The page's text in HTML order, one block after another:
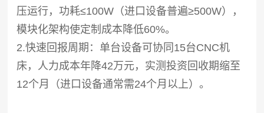
压运行，功耗≤100W（进口设备普遍≥500W），
模块化架构使定制成本降低60%。
2.快速回报周期：单台设备可协同15台CNC机
床，人力成本年降42万元，实测投资回收期缩至
12个月（进口设备通常需24个月以上）。